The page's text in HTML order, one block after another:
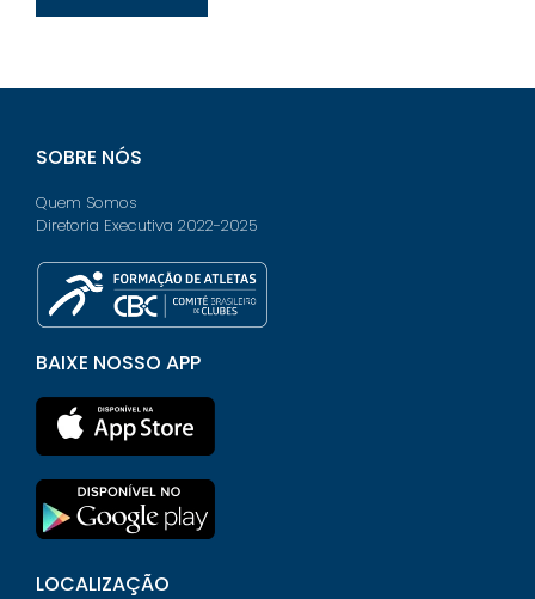
SOBRE NÓS
Quem Somos
Diretoria Executiva 2022-2025
BAIXE NOSSO APP
LOCALIZAÇÃO